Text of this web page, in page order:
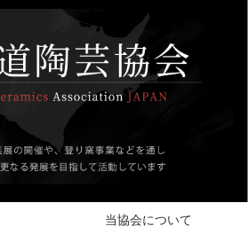
当協会について